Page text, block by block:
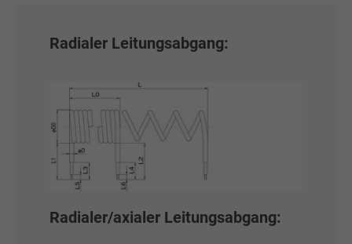
Radialer Leitungsabgang:
Radialer/axialer Leitungsabgang: